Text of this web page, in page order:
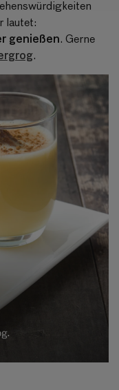
lautet:
genießen. Gerne
.